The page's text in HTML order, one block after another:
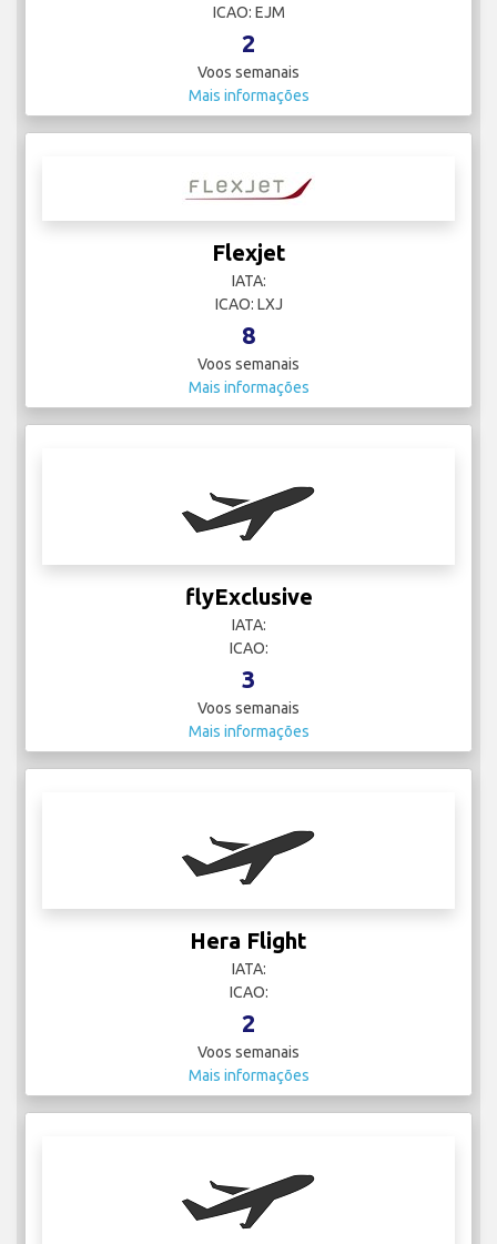
ICAO: EJM
2
Voos semanais
Mais informações
Flexjet
IATA:
ICAO: LXJ
8
Voos semanais
Mais informações
flyExclusive
IATA:
ICAO:
3
Voos semanais
Mais informações
Hera Flight
IATA:
ICAO:
2
Voos semanais
Mais informações